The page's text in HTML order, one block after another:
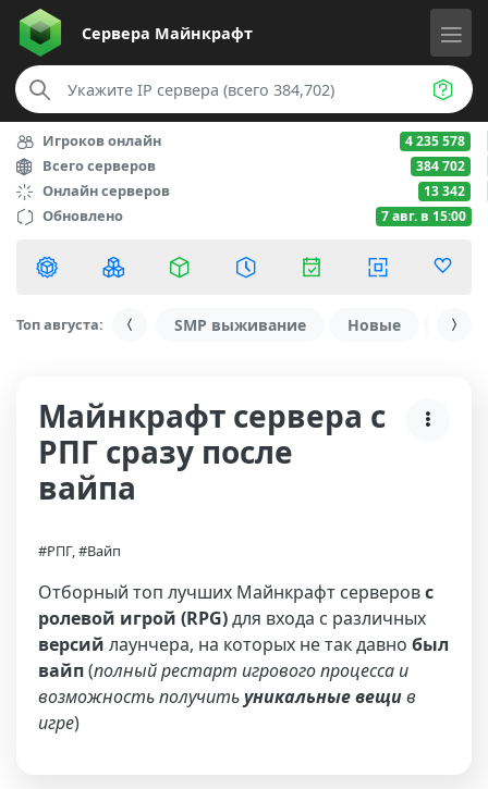
Сервера Майнкрафт
Игроков онлайн 4 235 578
Всего серверов 384 702
Онлайн серверов 13 342
Обновлено 7 авг. в 15:00
Топ августа: SMP выживание Новые С
Майнкрафт сервера с
РПГ сразу после
вайпа
#РПГ, #Вайп
Отборный топ лучших Майнкрафт серверовс
ролевой игрой (RPG)для входа с различных
версий лаунчера, на которых не так давно был
вайп(полный рестарт игрового процесса и
возможность получитьуникальные вещив
игре)